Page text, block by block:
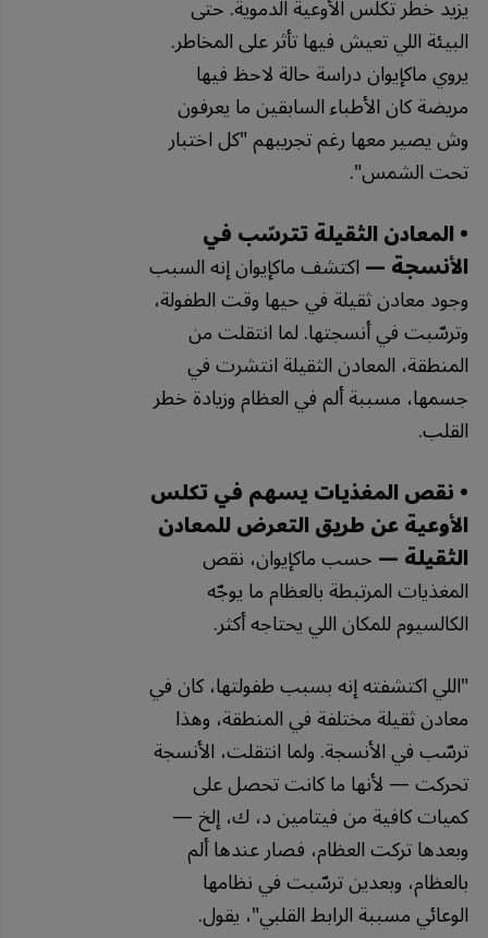
يزيد خطر تكلس الأوعية الدموية. حتى
البيئة اللي تعيش فيها تأثر على المخاطر.
يروي ماكإيوان دراسة حالة لاحظ فيها
مريضة كان الأطباء السابقين ما يعرفون
وش يصير معها رغم تجريبهم "كل اختبار
تحت الشمس".
• المعادن الثقيلة تترسّب في
الأنسجة —اكتشف ماكإيوان إنه السبب
وجود معادن ثقيلة في حيها وقت الطفولة،
وترسّبت في أنسجتها. لما انتقلت من
المنطقة، المعادن الثقيلة انتشرت في
جسمها، مسببة ألم في العظام وزيادة خطر
القلب.
• نقص المغذيات يسهم في تكلس
الأوعية عن طريق التعرض للمعادن
الثقيلة —حسب ماكإيوان، نقص
المغذيات المرتبطة بالعظام ما يوجّه
الكالسيوم للمكان اللي يحتاجه أكثر.
"اللي اكتشفته إنه بسبب طفولتها، كان في
معادن ثقيلة مختلفة في المنطقة، وهذا
ترسّب في الأنسجة. ولما انتقلت، الأنسجة
تحركت — لأنها ما كانت تحصل على
كميات كافية من فيتامين د، ك، إلخ —
وبعدها تركت العظام، فصار عندها ألم
بالعظام، وبعدين ترسّبت في نظامها
الوعائي مسببة الرابط القلبي"، يقول.